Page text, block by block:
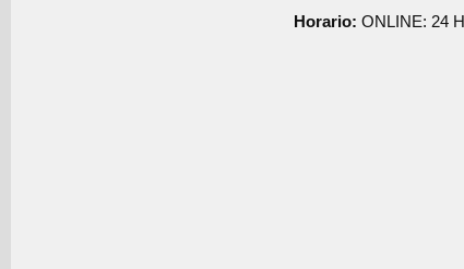
Horario:ONLINE: 24